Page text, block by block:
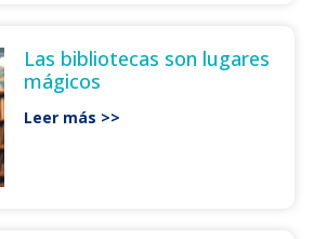
Las bibliotecas son lugares
mágicos
Leer más >>